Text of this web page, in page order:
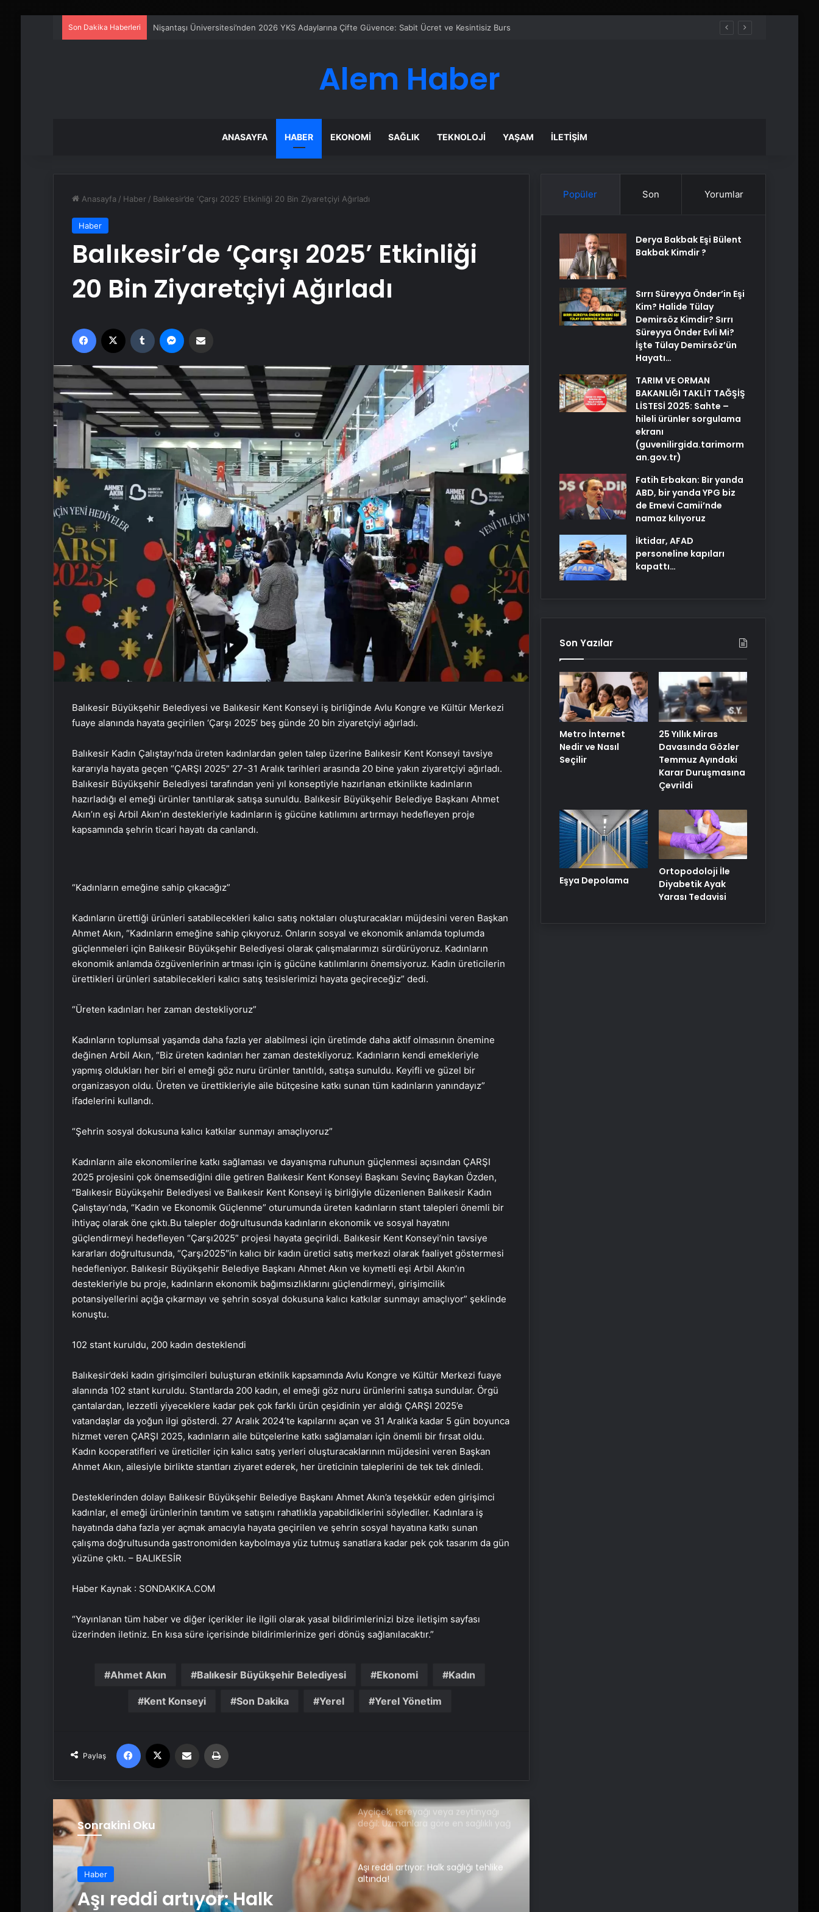
Son Dakika Haberleri Metro İnternet Nedir ve Nasıl Seçilir
Alem Haber
ANASAYFA HABER EKONOMI SAĞLIK TEKNOLOJI YAŞAM İLETIŞIM
Anasayfa / Haber / Balıkesir’de ‘Çarşı 2025’ Etkinliği 20 Bin Ziyaretçiyi Ağırladı
Haber
Balıkesir’de ‘Çarşı 2025’ Etkinliği
20 Bin Ziyaretçiyi Ağırladı
Facebook Tumblr
Balıkesir Büyükşehir Belediyesi ve Balıkesir Kent Konseyi iş birliğinde Avlu Kongre ve Kültür Merkezi
fuaye alanında hayata geçirilen ‘Çarşı 2025’ beş günde 20 bin ziyaretçiyi ağırladı.
Balıkesir Kadın Çalıştayı’nda üreten kadınlardan gelen talep üzerine Balıkesir Kent Konseyi tavsiye
kararıyla hayata geçen “ÇARŞI 2025” 27-31 Aralık tarihleri arasında 20 bine yakın ziyaretçiyi ağırladı.
Balıkesir Büyükşehir Belediyesi tarafından yeni yıl konseptiyle hazırlanan etkinlikte kadınların
hazırladığı el emeği ürünler tanıtılarak satışa sunuldu. Balıkesir Büyükşehir Belediye Başkanı Ahmet
Akın’ın eşi Arbil Akın’ın destekleriyle kadınların iş gücüne katılımını artırmayı hedefleyen proje
kapsamında şehrin ticari hayatı da canlandı.
“Kadınların emeğine sahip çıkacağız”
Kadınların ürettiği ürünleri satabilecekleri kalıcı satış noktaları oluşturacakları müjdesini veren Başkan
Ahmet Akın, “Kadınların emeğine sahip çıkıyoruz. Onların sosyal ve ekonomik anlamda toplumda
güçlenmeleri için Balıkesir Büyükşehir Belediyesi olarak çalışmalarımızı sürdürüyoruz. Kadınların
ekonomik anlamda özgüvenlerinin artması için iş gücüne katılımlarını önemsiyoruz. Kadın üreticilerin
ürettikleri ürünleri satabilecekleri kalıcı satış tesislerimizi hayata geçireceğiz” dedi.
“Üreten kadınları her zaman destekliyoruz”
Kadınların toplumsal yaşamda daha fazla yer alabilmesi için üretimde daha aktif olmasının önemine
değinen Arbil Akın, “Biz üreten kadınları her zaman destekliyoruz. Kadınların kendi emekleriyle
yapmış oldukları her biri el emeği göz nuru ürünler tanıtıldı, satışa sunuldu. Keyifli ve güzel bir
organizasyon oldu. Üreten ve ürettikleriyle aile bütçesine katkı sunan tüm kadınların yanındayız”
ifadelerini kullandı.
“Şehrin sosyal dokusuna kalıcı katkılar sunmayı amaçlıyoruz”
Kadınların aile ekonomilerine katkı sağlaması ve dayanışma ruhunun güçlenmesi açısından ÇARŞI
2025 projesini çok önemsediğini dile getiren Balıkesir Kent Konseyi Başkanı Sevinç Baykan Özden,
“Balıkesir Büyükşehir Belediyesi ve Balıkesir Kent Konseyi iş birliğiyle düzenlenen Balıkesir Kadın
Çalıştayı’nda, “Kadın ve Ekonomik Güçlenme” oturumunda üreten kadınların stant talepleri önemli bir
ihtiyaç olarak öne çıktı.Bu talepler doğrultusunda kadınların ekonomik ve sosyal hayatını
güçlendirmeyi hedefleyen “Çarşı2025” projesi hayata geçirildi. Balıkesir Kent Konseyi’nin tavsiye
kararları doğrultusunda, “Çarşı2025″in kalıcı bir kadın üretici satış merkezi olarak faaliyet göstermesi
hedefleniyor. Balıkesir Büyükşehir Belediye Başkanı Ahmet Akın ve kıymetli eşi Arbil Akın’ın
destekleriyle bu proje, kadınların ekonomik bağımsızlıklarını güçlendirmeyi, girişimcilik
potansiyellerini açığa çıkarmayı ve şehrin sosyal dokusuna kalıcı katkılar sunmayı amaçlıyor” şeklinde
konuştu.
102 stant kuruldu, 200 kadın desteklendi
Balıkesir’deki kadın girişimcileri buluşturan etkinlik kapsamında Avlu Kongre ve Kültür Merkezi fuaye
alanında 102 stant kuruldu. Stantlarda 200 kadın, el emeği göz nuru ürünlerini satışa sundular. Örgü
çantalardan, lezzetli yiyeceklere kadar pek çok farklı ürün çeşidinin yer aldığı ÇARŞI 2025’e
vatandaşlar da yoğun ilgi gösterdi. 27 Aralık 2024’te kapılarını açan ve 31 Aralık’a kadar 5 gün boyunca
hizmet veren ÇARŞI 2025, kadınların aile bütçelerine katkı sağlamaları için önemli bir fırsat oldu.
Kadın kooperatifleri ve üreticiler için kalıcı satış yerleri oluşturacaklarının müjdesini veren Başkan
Ahmet Akın, ailesiyle birlikte stantları ziyaret ederek, her üreticinin taleplerini de tek tek dinledi.
Desteklerinden dolayı Balıkesir Büyükşehir Belediye Başkanı Ahmet Akın’a teşekkür eden girişimci
kadınlar, el emeği ürünlerinin tanıtım ve satışını rahatlıkla yapabildiklerini söylediler. Kadınlara iş
hayatında daha fazla yer açmak amacıyla hayata geçirilen ve şehrin sosyal hayatına katkı sunan
çalışma doğrultusunda gastronomiden kaybolmaya yüz tutmuş sanatlara kadar pek çok tasarım da gün
yüzüne çıktı. – BALIKESİR
Haber Kaynak : SONDAKIKA.COM
“Yayınlanan tüm haber ve diğer içerikler ile ilgili olarak yasal bildirimlerinizi bize iletişim sayfası
üzerinden iletiniz. En kısa süre içerisinde bildirimlerinize geri dönüş sağlanılacaktır.”
Ahmet Akın Balıkesir Büyükşehir Belediyesi Ekonomi Kadın
Kent Konseyi Son Dakika Yerel Yerel Yönetim
Paylaş
Facebook Email'den paylaş
Sonrakini Oku
Haber
Aşı reddi artıyor: Halk
İşte bazı insanların zehirlenip
demansa çare aranıyor
diyet tam size göre!
Ayçiçek, tereyağı veya zeytinyağı
değil: Uzmanlara göre en sağlıklı yağ
buymuş
Aşı reddi artıyor: Halk sağlığı tehlike
altında!
Popüler Son Yorumlar
Derya Bakbak Eşi Bülent
Bakbak Kimdir ?
Sırrı Süreyya Önder’in Eşi
Kim? Halide Tülay
Demirsöz Kimdir? Sırrı
Süreyya Önder Evli Mi?
İşte Tülay Demirsöz’ün
Hayatı…
TARIM VE ORMAN
BAKANLIĞI TAKLİT TAĞŞİŞ
LİSTESİ 2025: Sahte –
hileli ürünler sorgulama
ekranı
(guvenilirgida.tarimorm
an.gov.tr)
Fatih Erbakan: Bir yanda
ABD, bir yanda YPG biz
de Emevi Camii’nde
namaz kılıyoruz
İktidar, AFAD
personeline kapıları
kapattı…
Son Yazılar
Metro İnternet
Nedir ve Nasıl
Seçilir
25 Yıllık Miras
Davasında Gözler
Temmuz Ayındaki
Karar Duruşmasına
Çevrildi
Eşya Depolama
Ortopodoloji İle
Diyabetik Ayak
Yarası Tedavisi